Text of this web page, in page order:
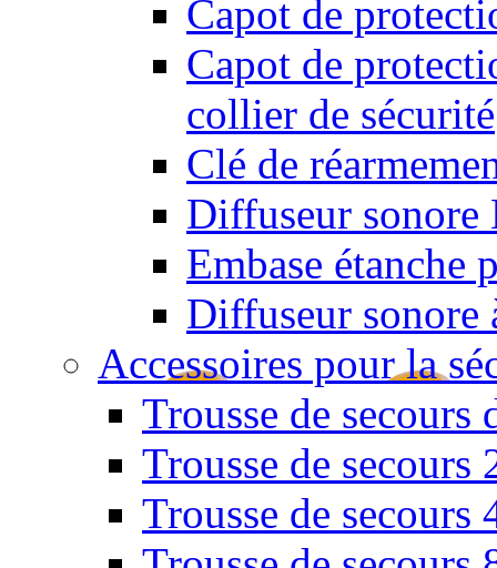
Capot de
Capot de
collier de sécurité
Clé de
Diffuseur sonore
Embase étanche
Diffuseur sonore
Accessoires pour la
Trousse de secours
Trousse de secours
Trousse de secours